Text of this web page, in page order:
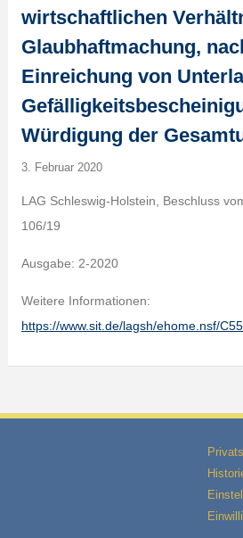
wirtschaftlichen
Glaubhaftmachung,
Einreichung von
Würdigung der
3. Februar 2020
LAG Schleswig-Holstein, Beschluss
106/19
Ausgabe: 2-2020
Weitere Informationen:
https://www.sit.de/lagsh/ehome.nsf/